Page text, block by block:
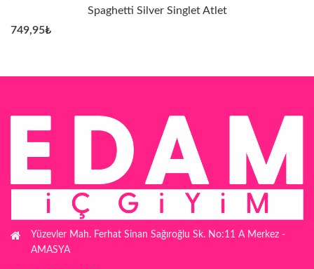
Spaghetti Silver Singlet Atlet
749,95₺
Yüzevler Mah. Ferhat Sinan Sağıroğlu Sk. No:11 A Merkez -
AMASYA